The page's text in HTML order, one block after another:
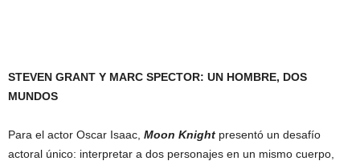
STEVEN GRANT Y MARC SPECTOR: UN HOMBRE, DOS
MUNDOS
Para el actor Oscar Isaac, Moon Knight presentó un desafío
actoral único: interpretar a dos personajes en un mismo cuerpo,